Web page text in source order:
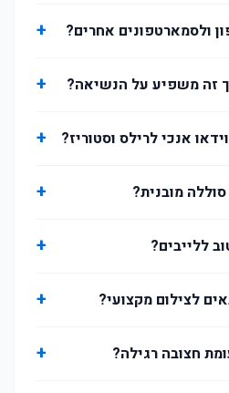
ולסמארטפונים אחרים? +
זה משפיע על הנשיאה? +
אנכי לרילס וסטוריז? +
מובנית? +
ללייבים? +
לצילום מקצועי? +
חצובה רגילה? +